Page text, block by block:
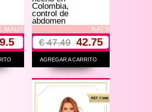
MAUX
Colombia,
control de
abdomen
NATS
€ 47.49 42.75
AGREGAR A CARRITO